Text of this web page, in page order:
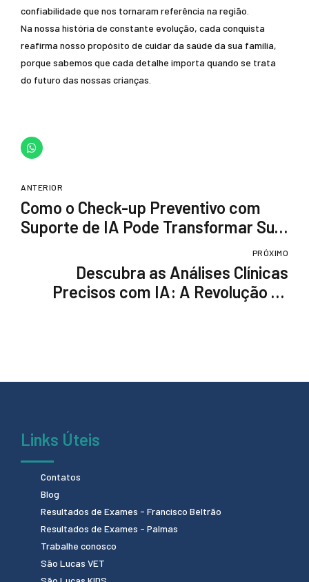
confiabilidade que nos tornaram referência na região.
Na nossa história de constante evolução, cada conquista
reafirma nosso propósito de cuidar da saúde da sua família,
porque sabemos que cada detalhe importa quando se trata
do futuro das nossas crianças.
ANTERIOR
Como o Check-up Preventivo com
Suporte de IA Pode Transformar Sua
PRÓXIMO
Descubra as Análises Clínicas
Precisos com IA: A Revolução na
Links Úteis
Contatos
Blog
Resultados de Exames - Francisco Beltrão
Resultados de Exames - Palmas
Trabalhe conosco
São Lucas VET